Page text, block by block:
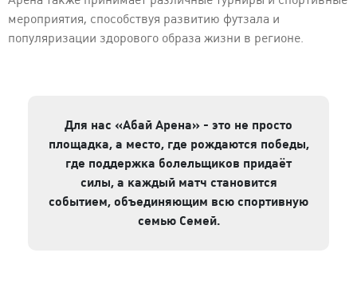
мероприятия, способствуя развитию футзала и
популяризации здорового образа жизни в регионе.
Для нас «Абай Арена» - это не просто
площадка, а место, где рождаются победы,
где поддержка болельщиков придаёт
силы, а каждый матч становится
событием, объединяющим всю спортивную
семью Семей.